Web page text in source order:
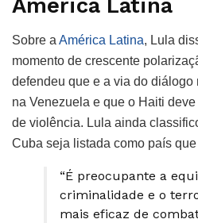
América Latina
Sobre a América Latina, Lula
momento de crescente
defendeu que e a via do diálogo
na Venezuela e que o Haiti
de violência. Lula ainda
Cuba seja listada como país
“É preocupante a
criminalidade e o
mais eficaz de